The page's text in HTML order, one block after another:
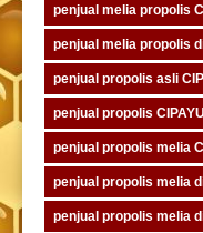
penjual melia propolis
penjual melia propolis
penjual propolis asli
penjual propolis
penjual propolis melia
penjual propolis melia
penjual propolis melia